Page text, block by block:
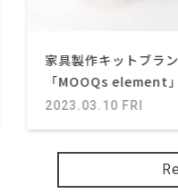
家具製作キットブ
「MOOQs element
2023.03.10 FRI